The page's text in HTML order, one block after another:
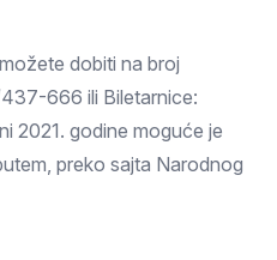
dobiti na broj
666 ili Biletarnice:
2021. godine moguće je
preko sajta Narodnog